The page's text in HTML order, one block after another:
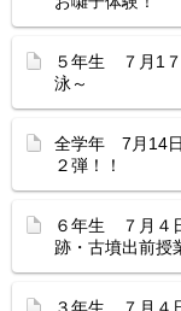
５年生 ７月1
泳～
全学年 7月14日
２弾！！
６年生 ７月４
跡・古墳出前授